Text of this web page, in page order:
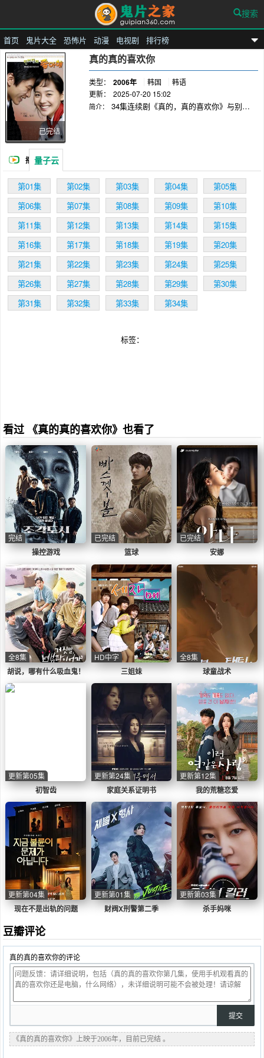
鬼片之家
首页 鬼片大全 恐怖片 动漫 电视剧 排行榜
搜索
已完结
真的真的喜欢你
类型： 2006年 韩国
韩语
更新：
2025-07-20 15:02
简介：
34集连续剧《真的，真的喜欢你》与别的
播 量子云
第01集 第02集 第03集 第04集
第05集
第06集
第07集 第08集 第09集
第10集
第11集
第12集 第13集 第14集
第15集
第16集
第17集 第18集 第19集
第20集
第21集
第22集 第23集 第24集
第25集
第26集
第27集 第28集 第29集
第30集
第31集
第32集 第33集 第34集
标签：
看过 《真的真的喜欢你》也看了
操控游戏
完结
篮球
已完结
安娜
已完结
胡说，哪有什么吸血鬼！
全8集
三姐妹
HD中字
球童战术
全8集
初智齿
更新第05集
家庭关系证明书
更新第24集
我的荒糖恋爱
更新第12集
现在不是出轨的问题
更新第04集
财阀X刑警第二季
更新第01集
杀手妈咪
更新第03集
豆瓣评论
真的真的喜欢你的评论
《真的真的喜欢你》上映于2006年，目前已完结 。